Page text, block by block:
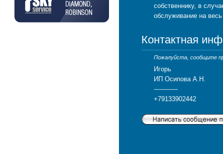
собственнику, в
обслуживание на
Контактная
Пожалуйста, сообщите
Игорь
ИП Осипова А.Н.
------------
+79133902442